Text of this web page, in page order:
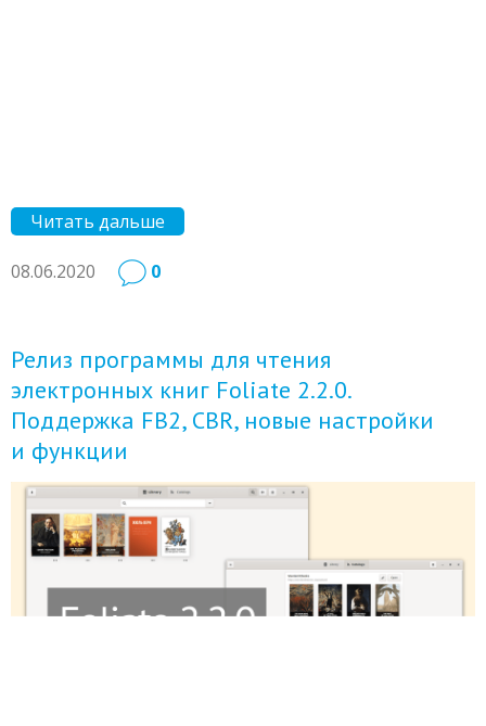
Читать дальше
08.06.2020 0
Релиз программы для чтения
электронных книг Foliate 2.2.0.
Поддержка FB2, CBR, новые настройки
и функции